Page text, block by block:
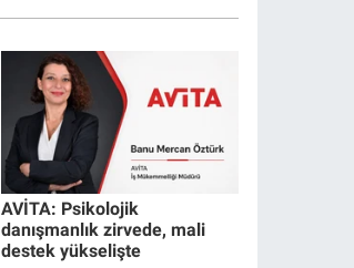
AVİTA: Psikolojik
danışmanlık zirvede, mali
destek yükselişte